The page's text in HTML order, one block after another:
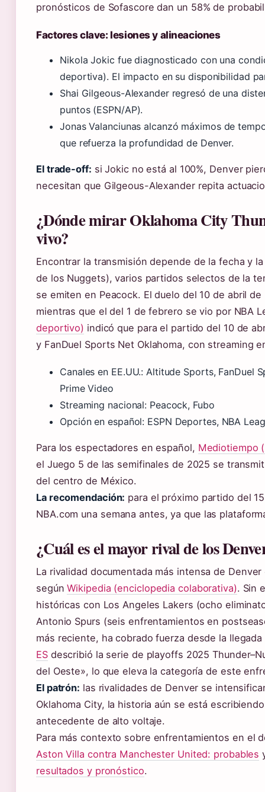
pronósticos de Sofascore dan un 58% de
Factores clave: lesiones y alineaciones
Nikola Jokic fue diagnosticado con una
deportiva). El impacto en su disponibilidad
Shai Gilgeous-Alexander regresó de una
puntos (ESPN/AP).
Jonas Valanciunas alcanzó máximos de
que refuerza la profundidad de Denver.
El trade-off: si Jokic no está al 100%, Denver
necesitan que Gilgeous-Alexander repita
¿Dónde mirar Oklahoma City
vivo?
Encontrar la transmisión depende de la fecha y
de los Nuggets), varios partidos selectos de la
se emiten en Peacock. El duelo del 10 de abril
mientras que el del 1 de febrero se vio por NBA
deportivo) indicó que para el partido del 10 de
y FanDuel Sports Net Oklahoma, con streaming
Canales en EE.UU.: Altitude Sports, FanDuel
Prime Video
Streaming nacional: Peacock, Fubo
Opción en español: ESPN Deportes, NBA
Para los espectadores en español, Mediotiempo
el Juego 5 de las semifinales de 2025 se
del centro de México.
La recomendación: para el próximo partido del
NBA.com una semana antes, ya que las
¿Cuál es el mayor rival de los
La rivalidad documentada más intensa de
segúnWikipedia (enciclopedia colaborativa). Sin
históricas con Los Angeles Lakers (ocho
Antonio Spurs (seis enfrentamientos en
más reciente, ha cobrado fuerza desde la
ESdescribió la serie de playoffs 2025
del Oeste», lo que eleva la categoría de este
El patrón: las rivalidades de Denver se
Oklahoma City, la historia aún se está
antecedente de alto voltaje.
Para más contexto sobre enfrentamientos en el
Aston Villa contra Manchester United: probables
resultados y pronóstico.